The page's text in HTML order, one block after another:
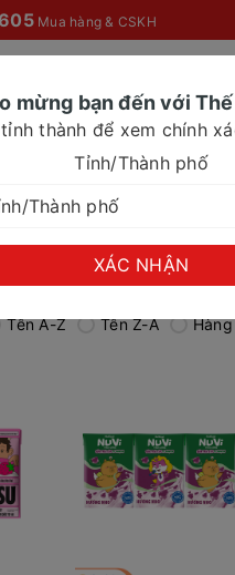
Mua hàng & CSKH
SỮA CHO
Tên A-Z Tên Z-A
mừng bạn đến với
thành để xem chính
Tỉnh/Thành phố
XÁC NHẬN